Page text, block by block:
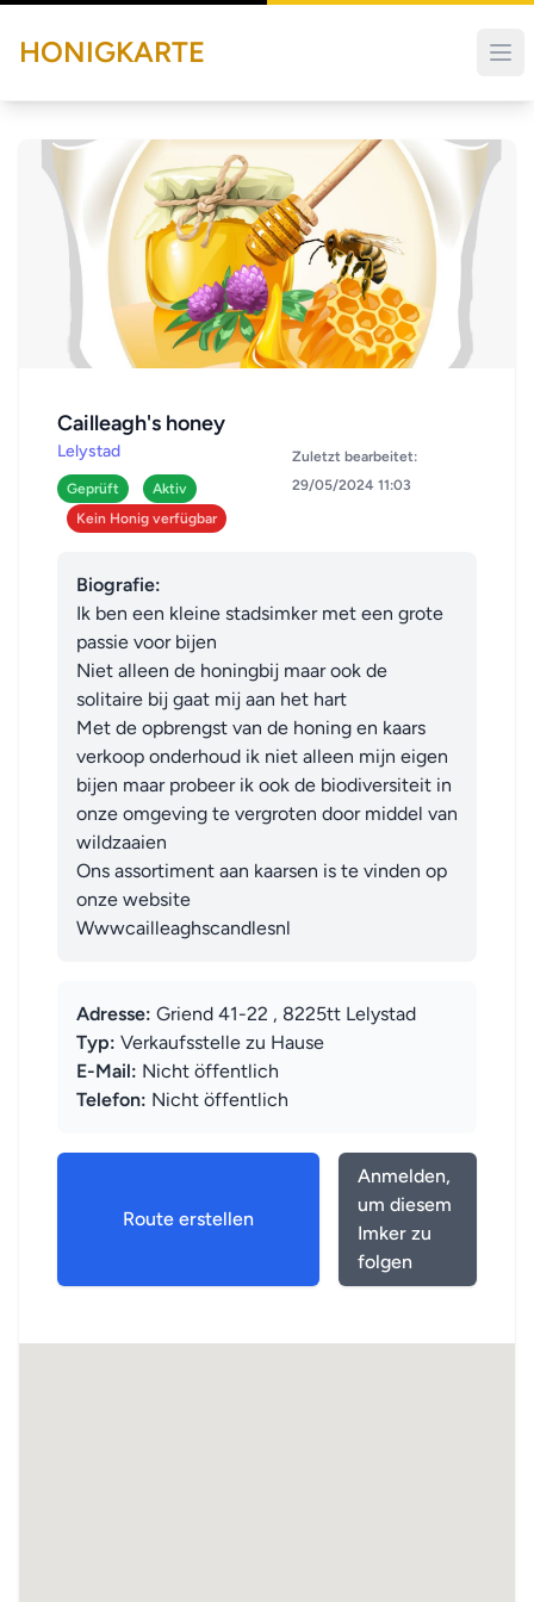
HONIGKARTE
Cailleagh's honey
Lelystad
Geprüft
Aktiv
Kein Honig verfügbar
Zuletzt bearbeitet:
29/05/2024 11:03
Biografie:
Ik ben een kleine stadsimker met een grote
passie voor bijen
Niet alleen de honingbij maar ook de
solitaire bij gaat mij aan het hart
Met de opbrengst van de honing en kaars
verkoop onderhoud ik niet alleen mijn eigen
bijen maar probeer ik ook de biodiversiteit in
onze omgeving te vergroten door middel van
wildzaaien
Ons assortiment aan kaarsen is te vinden op
onze website
Wwwcailleaghscandlesnl
Adresse: Griend 41-22 , 8225tt Lelystad
Typ: Verkaufsstelle zu Hause
E-Mail: Nicht öffentlich
Telefon: Nicht öffentlich
Route erstellen
Anmelden,
um diesem
Imker zu
folgen